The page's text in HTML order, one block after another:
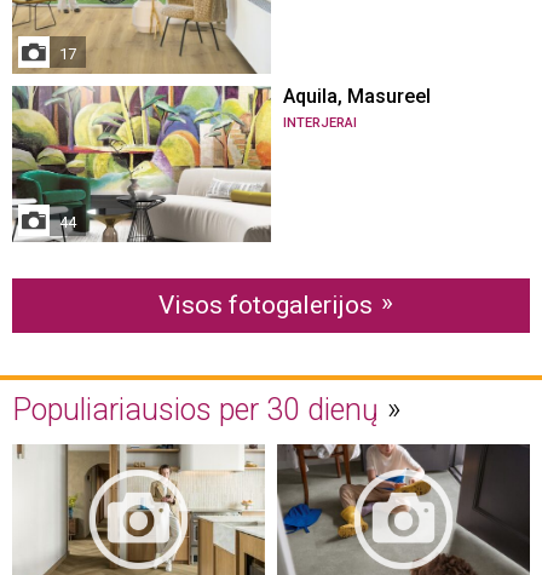
17
44
Aquila, Masureel
INTERJERAI
Visos fotogalerijos
Populiariausios per 30 dienų